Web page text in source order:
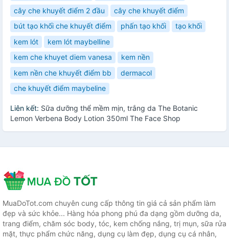
cây che khuyết điểm 2 đầu
cây che khuyết điểm
bút tạo khối che khuyết điểm
phấn tạo khối
tạo khối
kem lót
kem lót maybelline
kem che khuyet diem vanesa
kem nền
kem nền che khuyết điểm bb
dermacol
che khuyết điểm maybeline
Liên kết: Sữa dưỡng thể mềm mịn, trắng da The Botanic
Lemon Verbena Body Lotion 350ml The Face Shop
MuaDoTot.com chuyên cung cấp thông tin giá cả sản phẩm làm
đẹp và sức khỏe... Hàng hóa phong phú đa dạng gồm dưỡng da,
trang điểm, chăm sóc body, tóc, kem chống nắng, trị mụn, sữa rửa
mặt, thực phẩm chức năng, dụng cụ làm đẹp, dụng cụ cá nhân,